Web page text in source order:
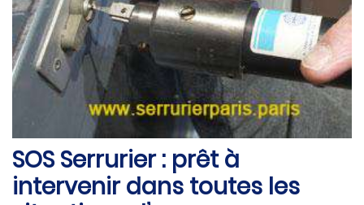
SOS Serrurier : prêt à
intervenir dans toutes les